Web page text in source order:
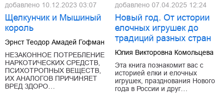
добавлено 10.12.2023 03:07
Щелкунчик и Мышиный
король
Эрнст Теодор Амадей Гофман
НЕЗАКОННОЕ ПОТРЕБЛЕНИЕ
НАРКОТИЧЕСКИХ СРЕДСТВ,
ПСИХОТРОПНЫХ ВЕЩЕСТВ,
ИХ АНАЛОГОВ ПРИЧИНЯЕТ
ВРЕД ЗДОРО…
добавлено 07.04.2025 12:24
Новый год. От истории
елочных игрушек до
традиций разных стран
Юлия Викторовна Комольцева
Эта книга познакомит вас с
историей елки и елочных
игрушек, празднования Нового
года в России и друг…